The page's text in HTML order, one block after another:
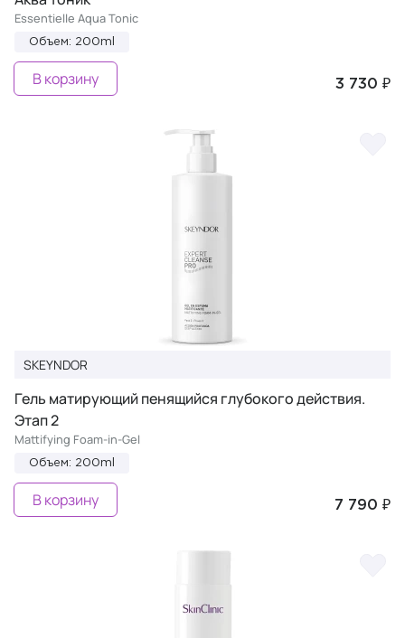
Essentielle Aqua Tonic
Объем: 200ml
3 730 ₽
В корзину
SKEYNDOR
Гель матирующий пенящийся глубокого действия.
Этап 2
Mattifying Foam-in-Gel
Объем: 200ml
7 790 ₽
В корзину